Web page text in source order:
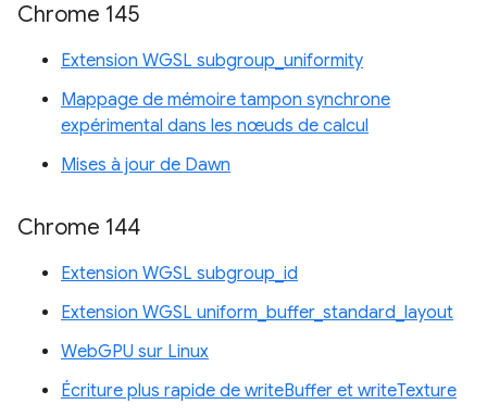
Chrome 145
Extension WGSL subgroup_uniformity
Mappage de mémoire tampon synchrone
expérimental dans les nœuds de calcul
Mises à jour de Dawn
Chrome 144
Extension WGSL subgroup_id
Extension WGSL uniform_buffer_standard_layout
WebGPU sur Linux
Écriture plus rapide de writeBuffer et writeTexture